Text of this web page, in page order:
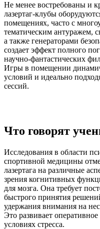
Не менее востребованы и
лазертаг-клубы
помещениях, часто с
тематическим антуражем,
а также генераторами
создает эффект полного
научно-фантастических
Игры в помещении
условий и идеально
сессий.
Что говорят
Исследования в области
спортивной медицины
лазертага на различные
зрения когнитивных
для мозга. Она требует
быстрого принятия
удержания внимания на
Это развивает
условиях стресса.